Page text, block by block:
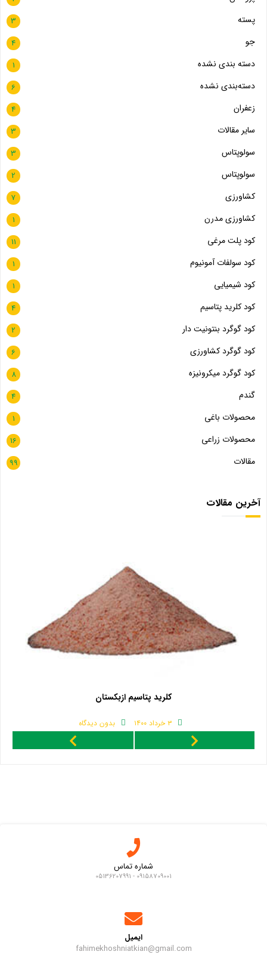
پسته 3
جو 4
دسته بندی نشده 1
دسته‌بندی نشده 6
زعفران 4
سایر مقالات 3
سولوپتاس 3
سولوپتاس 2
کشاورزی 7
کشاورزی مدرن 1
کود پلت مرغی 11
کود سولفات آمونیوم 1
کود شیمیایی 1
کود کلرید پتاسیم 4
کود گوگرد بنتونیت دار 2
کود گوگرد کشاورزی 6
کود گوگرد میکرونیزه 8
گندم 4
محصولات باغی 1
محصولات زراعی 16
مقالات 99
آخرین مقالات
شماره تماس
09158709001 - 05136207991
ایمیل
fahimekhoshniatkian@gmail.com